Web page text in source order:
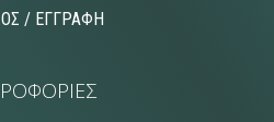
/ ΕΓΓΡΑΦΗ